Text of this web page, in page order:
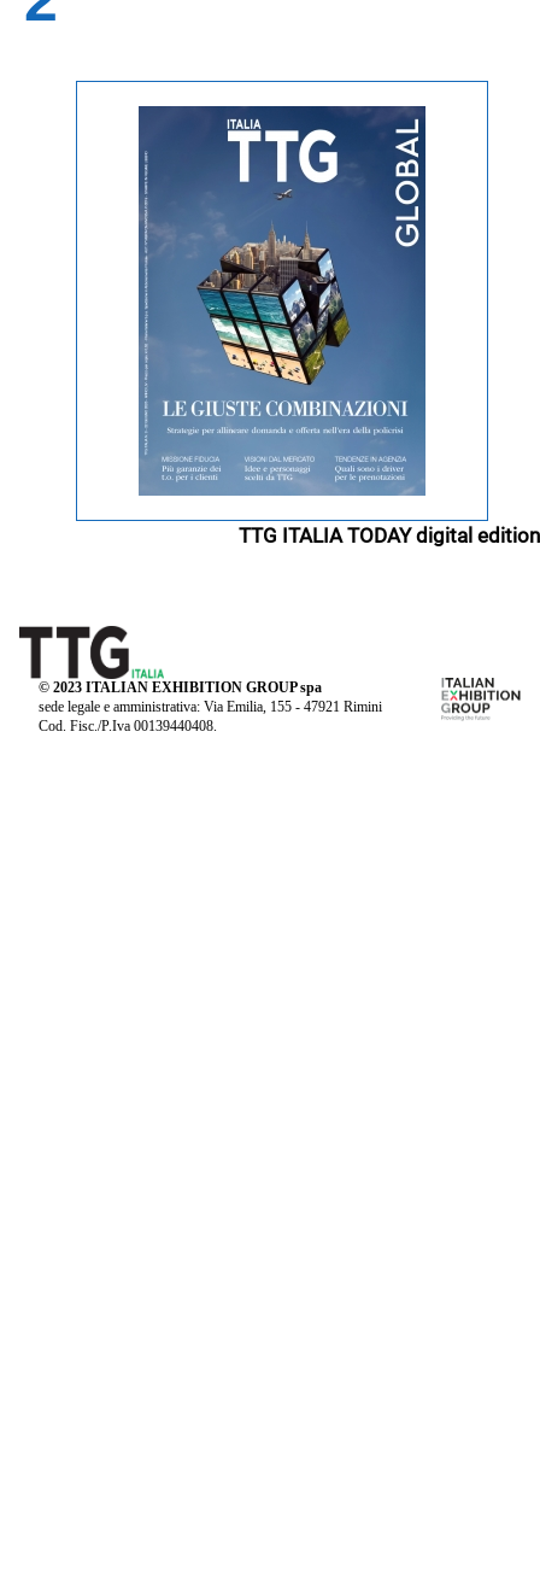
TTG ITALIA TODAY digital edition
© 2023 ITALIAN EXHIBITION GROUP spa
sede legale e amministrativa: Via Emilia, 155 - 47921 Rimini
Cod. Fisc./P.Iva 00139440408.